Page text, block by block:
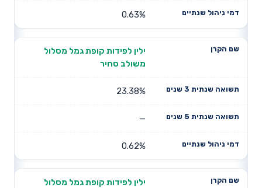
0.63%
ילין לפידות קופת גמל מסלול
משולב סחיר
23.38%
—
0.62%
ילין לפידות קופת גמל מסלול